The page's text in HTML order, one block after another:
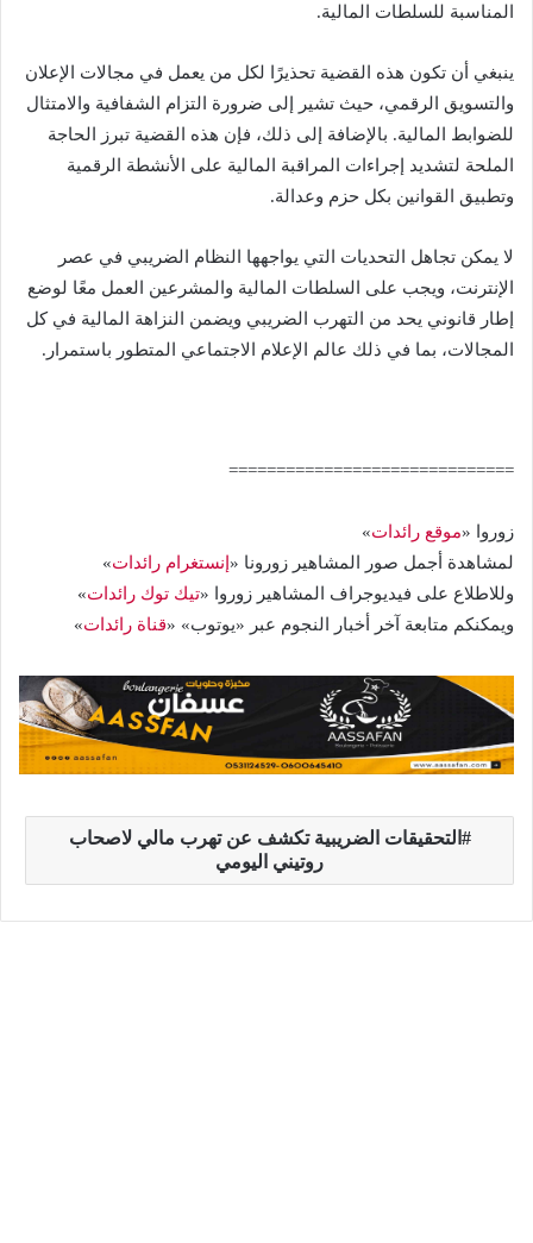
المناسبة للسلطات المالية.
ينبغي أن تكون هذه القضية تحذيرًا لكل من يعمل في مجالات الإعلان
والتسويق الرقمي، حيث تشير إلى ضرورة التزام الشفافية والامتثال
للضوابط المالية. بالإضافة إلى ذلك، فإن هذه القضية تبرز الحاجة
الملحة لتشديد إجراءات المراقبة المالية على الأنشطة الرقمية
وتطبيق القوانين بكل حزم وعدالة.
لا يمكن تجاهل التحديات التي يواجهها النظام الضريبي في عصر
الإنترنت، ويجب على السلطات المالية والمشرعين العمل معًا لوضع
إطار قانوني يحد من التهرب الضريبي ويضمن النزاهة المالية في كل
المجالات، بما في ذلك عالم الإعلام الاجتماعي المتطور باستمرار.
==============================
زوروا «موقع رائدات»
لمشاهدة أجمل صور المشاهير زورونا « إنستغرام رائدات»
وللاطلاع على فيديوجراف المشاهير زوروا «تيك توك رائدات»
ويمكنكم متابعة آخر أخبار النجوم عبر «يوتوب» «قناة رائدات»
التحقيقات الضريبية تكشف عن تهرب مالي لاصحاب
روتيني اليومي